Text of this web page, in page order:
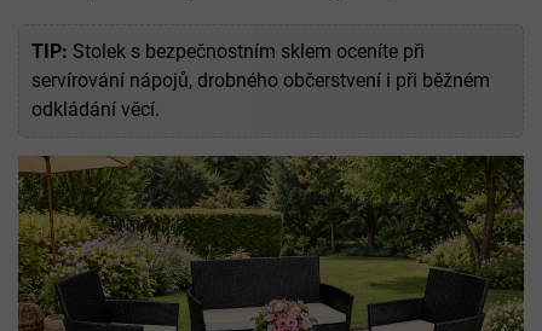
TIP: Stolek s bezpečnostním sklem oceníte při
servírování nápojů, drobného občerstvení i při běžném
odkládání věcí.